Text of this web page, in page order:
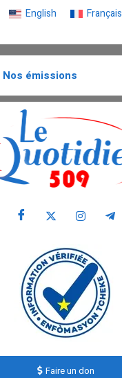
English Français
Nos émissions
Faire un don